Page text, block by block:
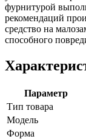
фурнитурой
рекомендаций
средство на
способного
Параметр
Тип товара
Модель
Форма